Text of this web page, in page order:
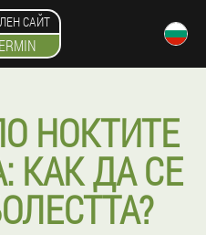
САЙТ
НОКТИТЕ
КАК ДА СЕ